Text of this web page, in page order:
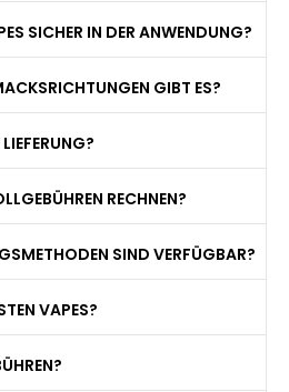
SICHER IN DER ANWENDUNG?
GIBT ES?
RECHNEN?
SIND VERFÜGBAR?
VAPES?